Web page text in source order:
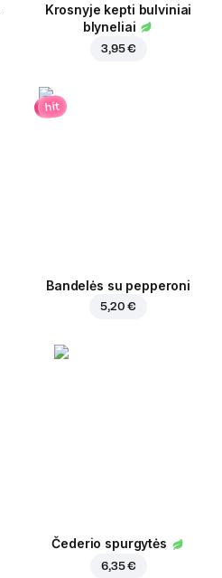
Krosnyje kepti bulviniai
blyneliai
3,95 €
hit
Bandelės su pepperoni
5,20 €
Čederio spurgytės
6,35 €